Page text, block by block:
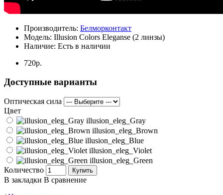
Производитель: Белморконтакт
Модель: Illusion Colors Eleganse (2 линзы)
Наличие: Есть в наличии
720р.
Доступные варианты
Оптическая сила
Цвет
illusion_eleg_Gray
illusion_eleg_Brown
illusion_eleg_Blue
illusion_eleg_Violet
illusion_eleg_Green
Количество
Купить
В закладки В сравнение